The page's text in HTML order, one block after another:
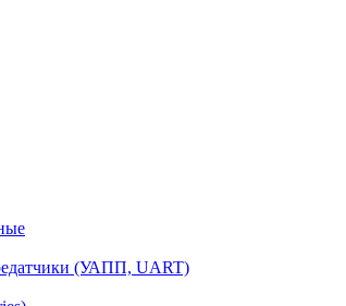
(УАПП, UART)